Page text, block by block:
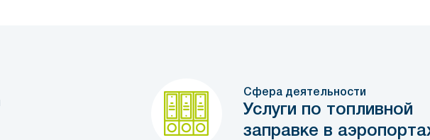
Сфера деятельности
Услуги по топливной
заправке в